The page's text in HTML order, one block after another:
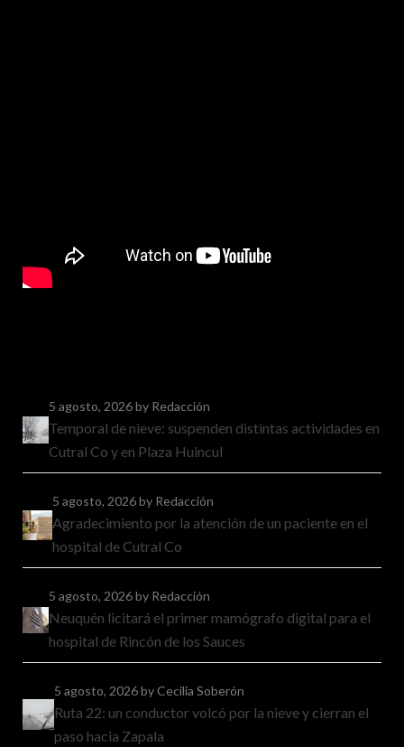
5 agosto, 2026by Redacción
Temporal de nieve: suspenden distintas actividades en
Cutral Co y en Plaza Huincul
5 agosto, 2026by Redacción
Agradecimiento por la atención de un paciente en el
hospital de Cutral Co
5 agosto, 2026by Redacción
Neuquén licitará el primer mamógrafo digital para el
hospital de Rincón de los Sauces
5 agosto, 2026by Cecilia Soberón
Ruta 22: un conductor volcó por la nieve y cierran el
paso hacia Zapala